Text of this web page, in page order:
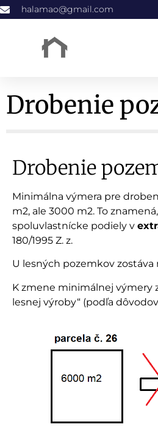
halamao@gmail.com
Drobenie
Drobenie
Minimálna výmera pre
m2, ale 3000 m2. To
spoluvlastnícke podiely v
180/1995 Z. z.
U lesných pozemkov
K zmene minimálnej výmery
lesnej výroby“ (podľa